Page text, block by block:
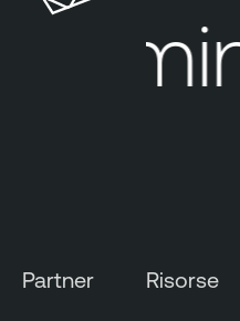
Partner Risorse